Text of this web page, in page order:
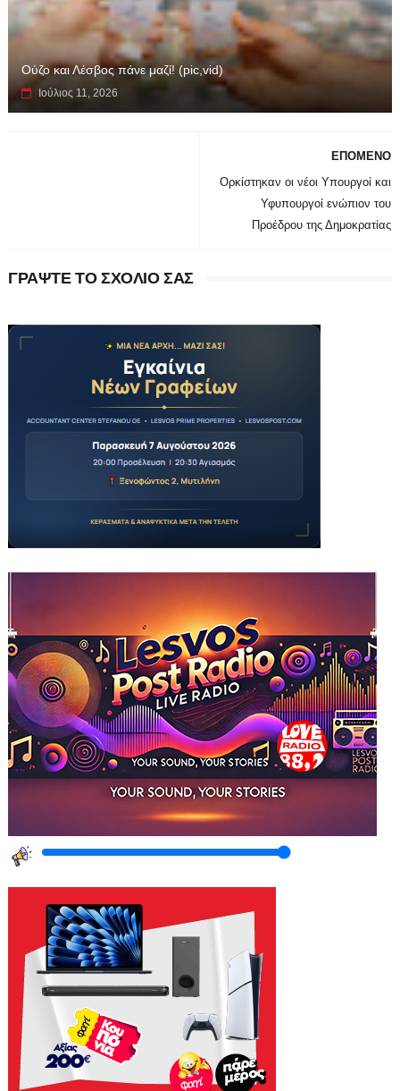
Ούζο και Λέσβος πάνε μαζί! (pic,vid)
Ιούλιος 11, 2026
ΕΠΟΜΕΝΟ
Ορκίστηκαν οι νέοι Υπουργοί και
Υφυπουργοί ενώπιον του
Προέδρου της Δημοκρατίας
ΓΡΑΨΤΕ ΤΟ ΣΧΟΛΙΟ ΣΑΣ